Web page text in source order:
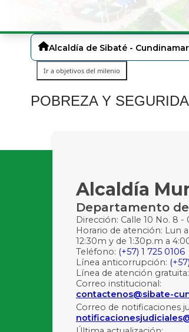
Alcaldía de Sibaté -
POBREZA Y
Alcaldía
Departamento
Dirección: Calle 10 No. 8 -
Horario de atención: Lun
12:30m y de 1:30p.m a
Teléfono: (+57) 1 725 0106
Línea anticorrupción:
Línea de atención gratuita:
Correo institucional:
contactenos@sibate-
Correo de notificaciones